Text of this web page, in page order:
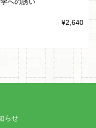
への誘い
¥2,640
らせ